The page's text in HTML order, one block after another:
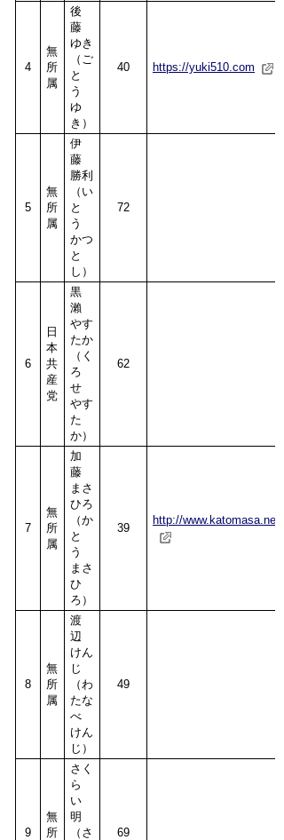
4
無
所
属
後
藤
ゆき
（ご
と
う
ゆ
き）
40 https://yuki510.com
5
無
所
属
伊
藤
勝利
（い
と
う
かつ
と
し）
72
6
日
本
共
産
党
黒
瀨
やす
たか
（く
ろ
せ
やす
た
か）
62
7
無
所
属
加
藤
まさ
ひろ
（か
と
う
まさ
ひ
ろ）
39
http://www.katomasa.net/
8
無
所
属
渡
辺
けん
じ
（わ
たな
べ
けん
じ）
49
9
無
所
さく
ら
い
明
（さ
69